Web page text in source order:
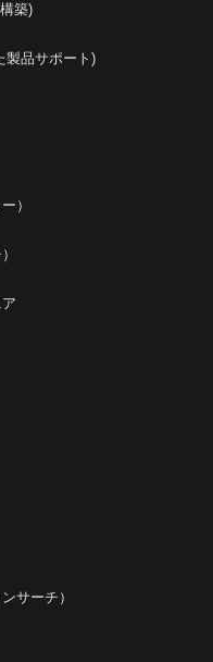
築)
製品サポート)
）
サーチ）